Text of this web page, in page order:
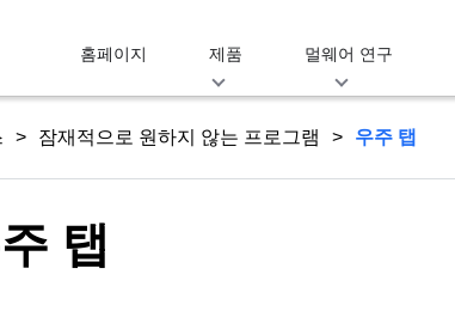
홈페이지 제품 멀웨어 연구
잠재적으로 원하지 않는 프로그램 우주 탭
탭